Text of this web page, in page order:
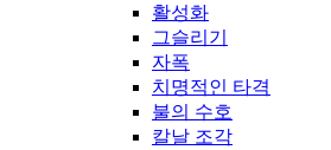
활성화
그슬리기
자폭
치명적인 타격
불의 수호
칼날 조각